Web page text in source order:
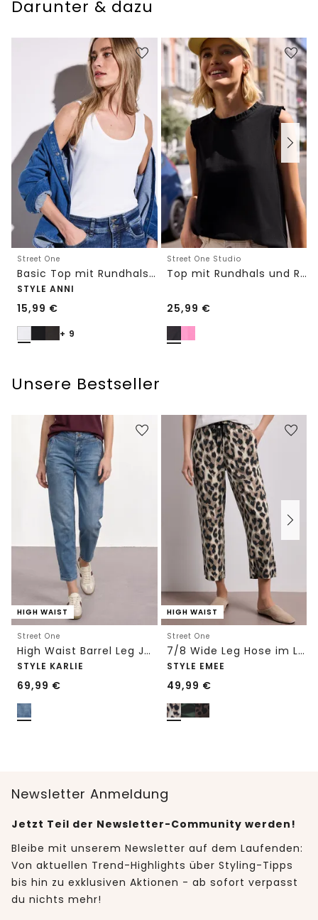
Darunter & dazu
Street One
Basic Top mit Rundhals in Unifarbe
STYLE ANNI
15,99 €
+ 9
Street One Studio
Top mit Rundhals und Rüschendetails
25,99 €
Unsere Bestseller
HIGH WAIST
Street One
High Waist Barrel Leg Jeans im Loose Fit
STYLE KARLIE
69,99 €
HIGH WAIST
Street One
7/8 Wide Leg Hose im Loose Fit mit Print
STYLE EMEE
49,99 €
Newsletter Anmeldung
Jetzt Teil der Newsletter-Community werden!
Bleibe mit unserem Newsletter auf dem Laufenden:
Von aktuellen Trend-Highlights über Styling-Tipps
bis hin zu exklusiven Aktionen - ab sofort verpasst
du nichts mehr!